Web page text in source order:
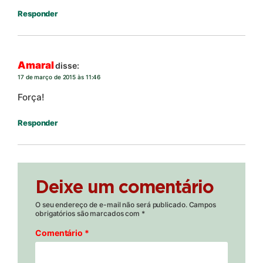
Responder
Amaraldisse:
17 de março de 2015 às 11:46
Força!
Responder
Deixe um comentário
O seu endereço de e-mail não será publicado. Campos
obrigatórios são marcados com *
Comentário *